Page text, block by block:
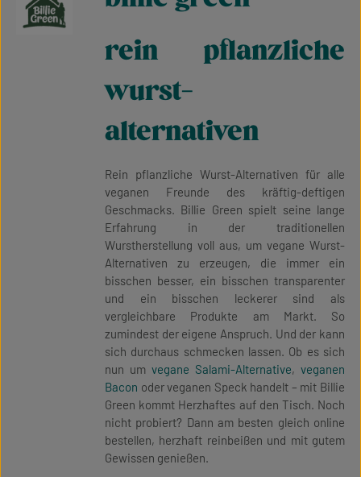
rein pflanzliche
wurst-
alternativen
Rein pflanzliche Wurst-Alternativen für alle
veganen Freunde des kräftig-deftigen
Geschmacks. Billie Green spielt seine lange
Erfahrung in der traditionellen
Wurstherstellung voll aus, um vegane Wurst-
Alternativen zu erzeugen, die immer ein
bisschen besser, ein bisschen transparenter
und ein bisschen leckerer sind als
vergleichbare Produkte am Markt. So
zumindest der eigene Anspruch. Und der kann
sich durchaus schmecken lassen. Ob es sich
nun um vegane Salami-Alternative, veganen
Bacon oder veganen Speck handelt – mit Billie
Green kommt Herzhaftes auf den Tisch. Noch
nicht probiert? Dann am besten gleich online
bestellen, herzhaft reinbeißen und mit gutem
Gewissen genießen.